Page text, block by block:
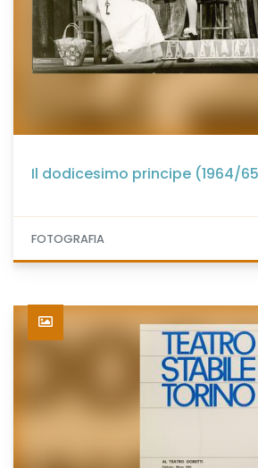
Il dodicesimo principe (1964/
FOTOGRAFIA